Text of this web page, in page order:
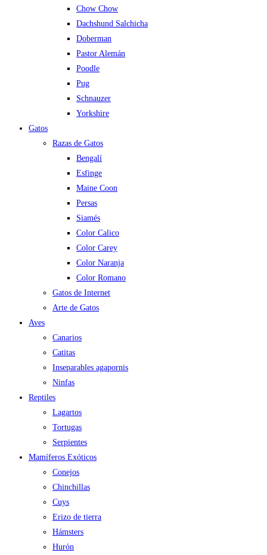
Chow Chow
Dachshund Salchicha
Doberman
Pastor Alemán
Poodle
Pug
Schnauzer
Yorkshire
Gatos
Razas de Gatos
Bengalí
Esfinge
Maine Coon
Persas
Siamés
Color Calico
Color Carey
Color Naranja
Color Romano
Gatos de Internet
Arte de Gatos
Aves
Canarios
Catitas
Inseparables agapornis
Ninfas
Reptiles
Lagartos
Tortugas
Serpientes
Mamíferos Exóticos
Conejos
Chinchillas
Cuys
Erizo de tierra
Hámsters
Hurón